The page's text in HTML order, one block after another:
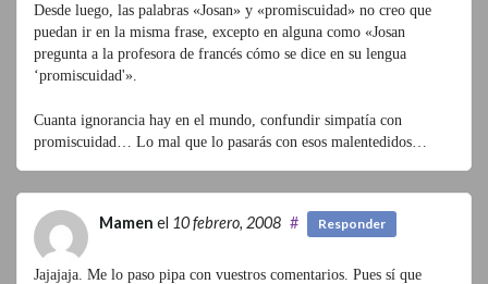
Desde luego, las palabras «Josan» y «promiscuidad» no creo que
puedan ir en la misma frase, excepto en alguna como «Josan
pregunta a la profesora de francés cómo se dice en su lengua
‘promiscuidad'».
Cuanta ignorancia hay en el mundo, confundir simpatía con
promiscuidad… Lo mal que lo pasarás con esos malentedidos…
Mamen el 10 febrero, 2008 # Responder
Jajajaja. Me lo paso pipa con vuestros comentarios. Pues sí que